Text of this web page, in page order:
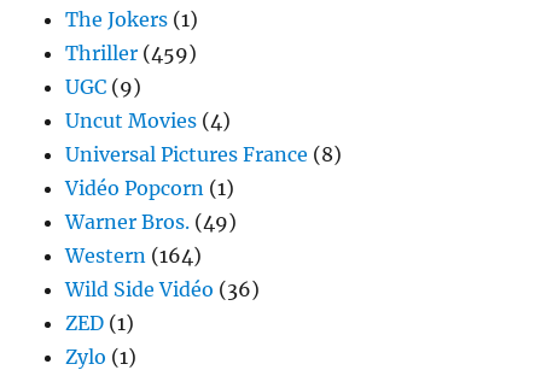
The Jokers (1)
Thriller (459)
UGC (9)
Uncut Movies (4)
Universal Pictures France (8)
Vidéo Popcorn (1)
Warner Bros. (49)
Western (164)
Wild Side Vidéo (36)
ZED (1)
Zylo (1)